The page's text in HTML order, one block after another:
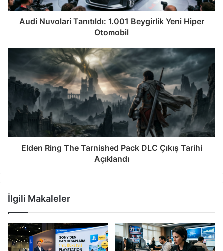
Audi Nuvolari Tanıtıldı: 1.001 Beygirlik Yeni Hiper
Otomobil
Elden Ring The Tarnished Pack DLC Çıkış Tarihi
Açıklandı
İlgili Makaleler